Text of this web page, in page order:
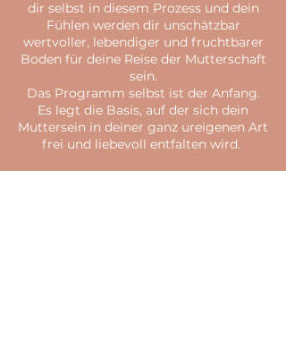
dir selbst in diesem Prozess und dein
Fühlen werden dir unschätzbar
wertvoller, lebendiger und fruchtbarer
Boden für deine Reise der Mutterschaft
sein.
Das Programm selbst ist der Anfang.
Es legt die Basis, auf der sich dein
Muttersein in deiner ganz ureigenen Art
frei und liebevoll entfalten wird.